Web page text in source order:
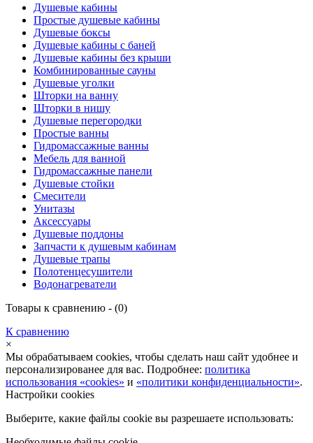
Душевые кабины
Простые душевые кабины
Душевые боксы
Душевые кабины с баней
Душевые кабины без крыши
Комбинированные сауны
Душевые уголки
Шторки на ванну
Шторки в нишу
Душевые перегородки
Простые ванны
Гидромассажные ванны
Мебель для ванной
Гидромассажные панели
Душевые стойки
Смесители
Унитазы
Аксессуары
Душевые поддоны
Запчасти к душевым кабинам
Душевые трапы
Полотенцесушители
Водонагреватели
Товары к сравнению - (0)
К сравнению
×
Мы обрабатываем cookies, чтобы сделать наш сайт удобнее и
персонализированее для вас. Подробнее: политика
использования «cookies» и «политики конфиденциальности».
Настройки cookies
Выберите, какие файлы cookie вы разрешаете использовать: